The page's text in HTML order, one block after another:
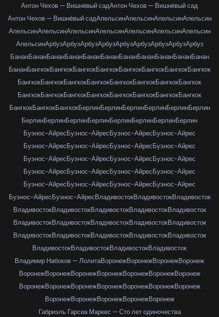
Антон Чехов — Вишнёвый садАнтон Чехов — Вишнёвый сад
Антон Чехов — Вишнёвый садАпельсинАпельсинАпельсинАпельсин
АпельсинАпельсинАпельсинАпельсинАпельсинАпельсинАпельсин
АпельсинАрбузАрбузАрбузАрбузАрбузАрбузАрбузАрбузАрбуз
БананБананБананБананБананБананБананБананБананБананБанан
БананБангкокБангкокБангкокБангкокБангкокБангкокБангкокБангкок
БангкокБангкокБангкокБангкокБангкокБангкокБангкокБангкок
БангкокБангкокБангкокБангкокБангкокБангкокБангкокБангкок
БангкокБангкокБангкокБерлинБерлинБерлинБерлинБерлинБерлин
БерлинБерлинБерлинБерлинБерлинБерлинБерлинБерлин
Буэнос-АйресБуэнос-АйресБуэнос-АйресБуэнос-Айрес
Буэнос-АйресБуэнос-АйресБуэнос-АйресБуэнос-Айрес
Буэнос-АйресБуэнос-АйресБуэнос-АйресБуэнос-Айрес
Буэнос-АйресБуэнос-АйресБуэнос-АйресБуэнос-Айрес
Буэнос-АйресБуэнос-АйресБуэнос-АйресБуэнос-Айрес
Буэнос-АйресБуэнос-АйресВладивостокВладивостокВладивосток
ВладивостокВладивостокВладивостокВладивостокВладивосток
ВладивостокВладивостокВладивостокВладивостокВладивосток
ВладивостокВладивостокВладивостокВладивостокВладивосток
ВладивостокВладивостокВладивостокВладивосток
Владимир Набоков — ЛолитаВоронежВоронежВоронежВоронеж
ВоронежВоронежВоронежВоронежВоронежВоронежВоронеж
ВоронежВоронежВоронежВоронежВоронежВоронежВоронеж
ВоронежВоронежВоронежВоронежВоронеж
Габриэль Гарсиа Маркес — Сто лет одиночества